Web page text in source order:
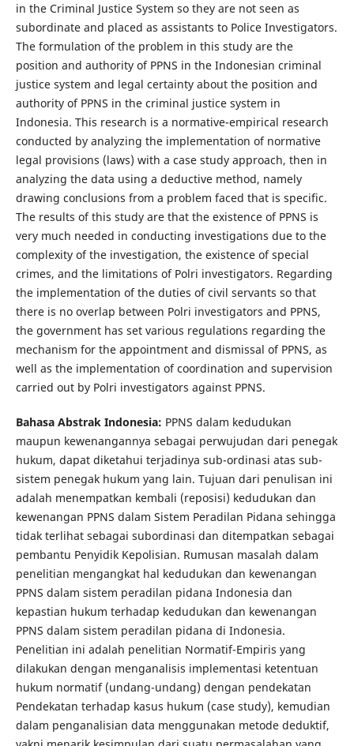
in the Criminal Justice System so they are not seen as
subordinate and placed as assistants to Police Investigators.
The formulation of the problem in this study are the
position and authority of PPNS in the Indonesian criminal
justice system and legal certainty about the position and
authority of PPNS in the criminal justice system in
Indonesia. This research is a normative-empirical research
conducted by analyzing the implementation of normative
legal provisions (laws) with a case study approach, then in
analyzing the data using a deductive method, namely
drawing conclusions from a problem faced that is specific.
The results of this study are that the existence of PPNS is
very much needed in conducting investigations due to the
complexity of the investigation, the existence of special
crimes, and the limitations of Polri investigators. Regarding
the implementation of the duties of civil servants so that
there is no overlap between Polri investigators and PPNS,
the government has set various regulations regarding the
mechanism for the appointment and dismissal of PPNS, as
well as the implementation of coordination and supervision
carried out by Polri investigators against PPNS.
Bahasa Abstrak Indonesia: PPNS dalam kedudukan
maupun kewenangannya sebagai perwujudan dari penegak
hukum, dapat diketahui terjadinya sub-ordinasi atas sub-
sistem penegak hukum yang lain. Tujuan dari penulisan ini
adalah menempatkan kembali (reposisi) kedudukan dan
kewenangan PPNS dalam Sistem Peradilan Pidana sehingga
tidak terlihat sebagai subordinasi dan ditempatkan sebagai
pembantu Penyidik Kepolisian. Rumusan masalah dalam
penelitian mengangkat hal kedudukan dan kewenangan
PPNS dalam sistem peradilan pidana Indonesia dan
kepastian hukum terhadap kedudukan dan kewenangan
PPNS dalam sistem peradilan pidana di Indonesia.
Penelitian ini adalah penelitian Normatif-Empiris yang
dilakukan dengan menganalisis implementasi ketentuan
hukum normatif (undang-undang) dengan pendekatan
Pendekatan terhadap kasus hukum (case study), kemudian
dalam penganalisian data menggunakan metode deduktif,